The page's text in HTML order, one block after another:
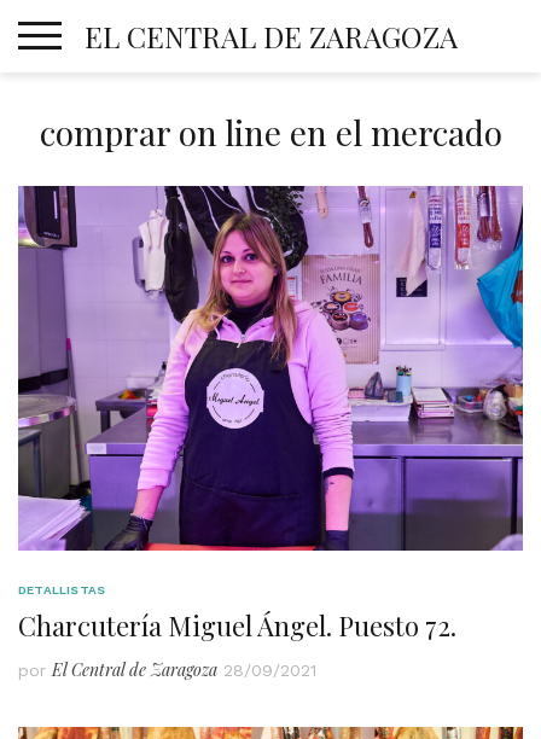
EL CENTRAL DE ZARAGOZA
comprar on line en el mercado
DETALLISTAS
Charcutería Miguel Ángel. Puesto 72.
por El Central de Zaragoza 28/09/2021